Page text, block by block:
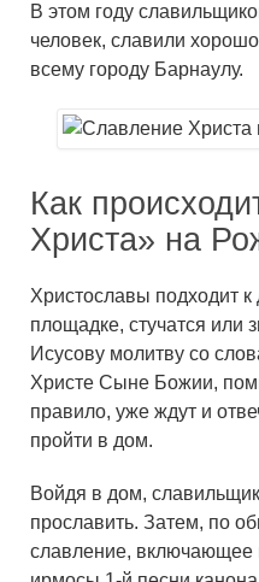
В этом году
человек, славили
всему городу Барнаулу.
Как
Христа» на
Христославы подходит
площадке, стучатся или
Исусову молитву со
Христе Сыне Божии,
правило, уже ждут и
пройти в дом.
Войдя в дом,
прославить. Затем, по
славление, включающее